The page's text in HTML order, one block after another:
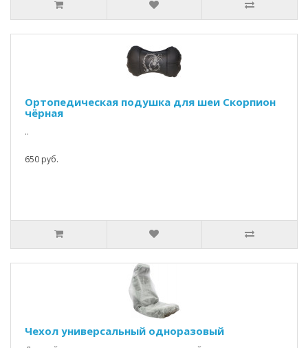
Ортопедическая подушка для шеи Скорпион
чёрная
..
650 руб.
Чехол универсальный одноразовый